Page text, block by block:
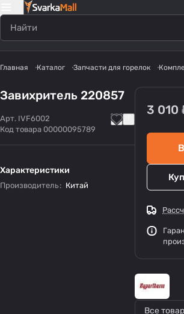
Главная Каталог Запчасти для горелок
Завихритель 220857
Арт. IVF6002
Код товара 00000095789
Характеристики
Производитель : Китай
3 010
Все